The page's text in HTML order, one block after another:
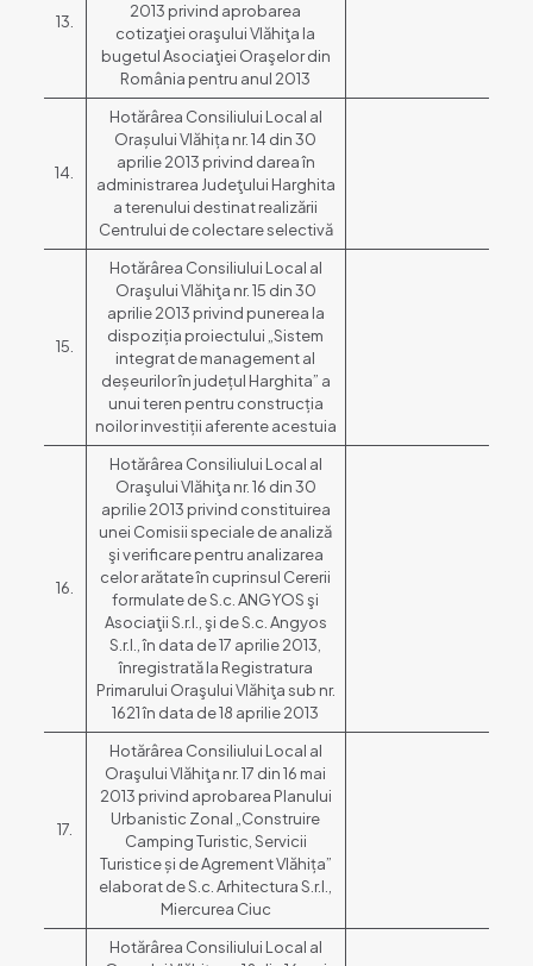
13.
2013 privind aprobarea
cotizaţiei oraşului Vlăhiţa la
bugetul Asociaţiei Oraşelor din
România pentru anul 2013
14.
Hotărârea Consiliului Local al
Orașului Vlăhița nr. 14 din 30
aprilie 2013 privind darea în
administrarea Judeţului Harghita
a terenului destinat realizării
Centrului de colectare selectivă
15.
Hotărârea Consiliului Local al
Oraşului Vlăhiţa nr. 15 din 30
aprilie 2013 privind punerea la
dispoziția proiectului „Sistem
integrat de management al
deșeurilor în județul Harghita” a
unui teren pentru construcția
noilor investiții aferente acestuia
16.
Hotărârea Consiliului Local al
Oraşului Vlăhiţa nr. 16 din 30
aprilie 2013 privind constituirea
unei Comisii speciale de analiză
şi verificare pentru analizarea
celor arătate în cuprinsul Cererii
formulate de S.c. ANGYOS şi
Asociaţii S.r.l., şi de S.c. Angyos
S.r.l., în data de 17 aprilie 2013,
înregistrată la Registratura
Primarului Oraşului Vlăhiţa sub nr.
1621 în data de 18 aprilie 2013
17.
Hotărârea Consiliului Local al
Oraşului Vlăhiţa nr. 17 din 16 mai
2013 privind aprobarea Planului
Urbanistic Zonal „Construire
Camping Turistic, Servicii
Turistice și de Agrement Vlăhița”
elaborat de S.c. Arhitectura S.r.l.,
Miercurea Ciuc
Hotărârea Consiliului Local al